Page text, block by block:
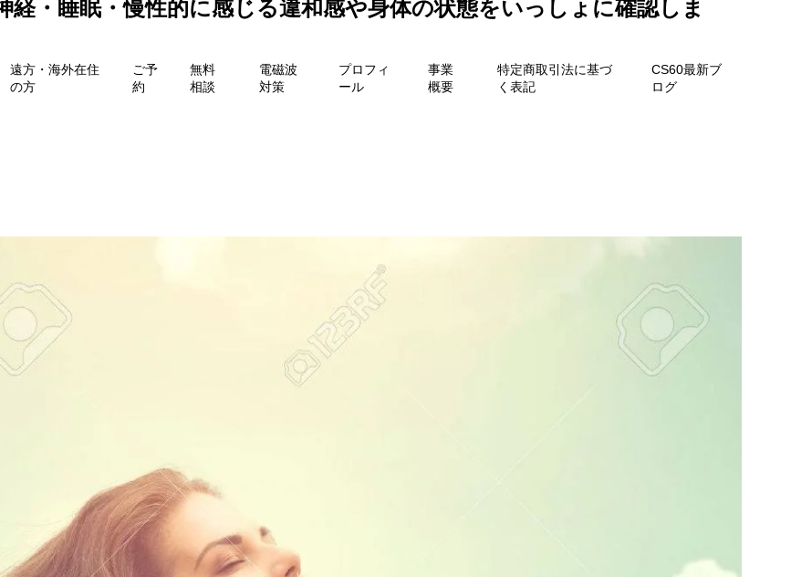
・睡眠・慢性的に感じる違和感や身体の状態をいっしょに確認しま
遠方・海外在住
の方
ご予
約
無料
相談
電磁波
対策
プロフィ
ール
事業
概要
特定商取引法に基づ
く表記
CS60最新ブ
ログ